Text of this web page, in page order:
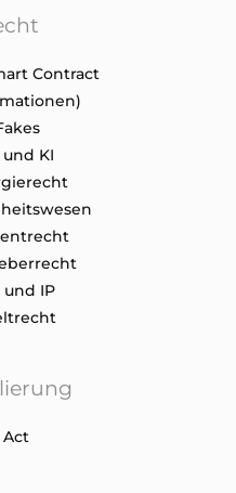
Contract
und KI
und IP
Act